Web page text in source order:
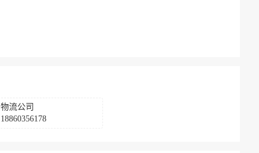
物流公司
18860356178